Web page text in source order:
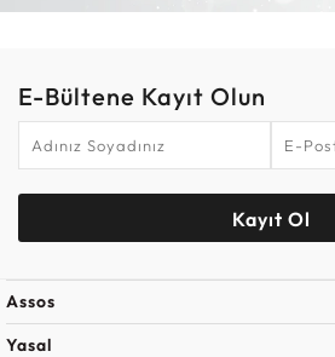
E-Bültene Kayıt Olun
Kayıt Ol
Assos
Yasal